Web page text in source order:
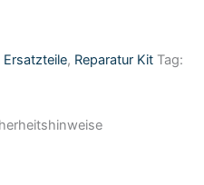
Ersatzteile, Reparatur Kit Tag: